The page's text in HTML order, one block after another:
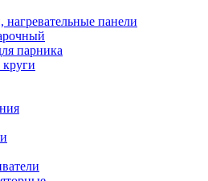
панели
парника